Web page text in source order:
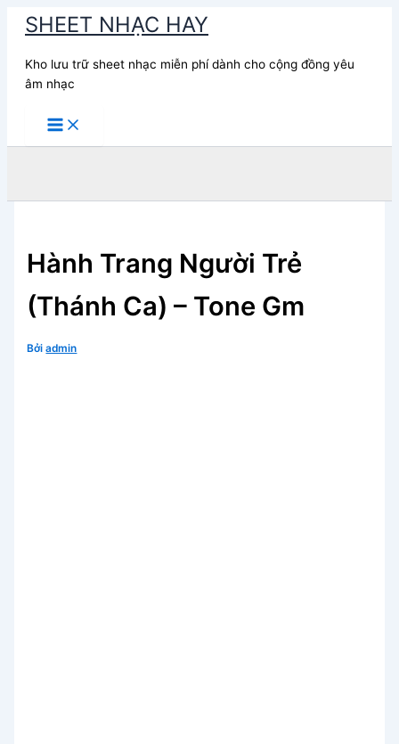
Nhảy
dung
SHEET NHẠC HAY
Kho lưu trữ sheet nhạc miễn phí dành cho cộng đồng yêu
âm nhạc
Hành Trang Người Trẻ
(Thánh Ca) – Tone Gm
Bởiadmin